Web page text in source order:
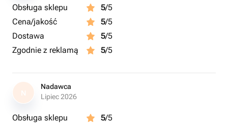
Obsługa sklepu 5/5
Cena/jakość
5/5
Dostawa
5/5
Zgodnie z reklamą
5/5
N
Nadawca
Lipiec 2026
Obsługa sklepu 5/5